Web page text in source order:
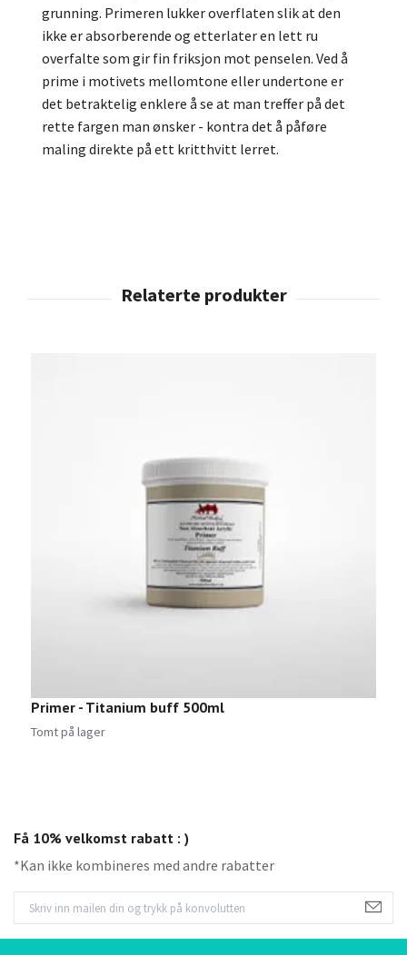
Få 10% velkomst rabatt : )
*Kan ikke kombineres med andre rabatter
grunning. Primeren lukker overflaten slik at den
ikke er absorberende og etterlater en lett ru
overfalte som gir fin friksjon mot penselen. Ved å
prime i motivets mellomtone eller undertone er
det betraktelig enklere å se at man treffer på det
rette fargen man ønsker - kontra det å påføre
maling direkte på ett kritthvitt lerret.
Primer - Titanium buff 500ml
Tomt på lager